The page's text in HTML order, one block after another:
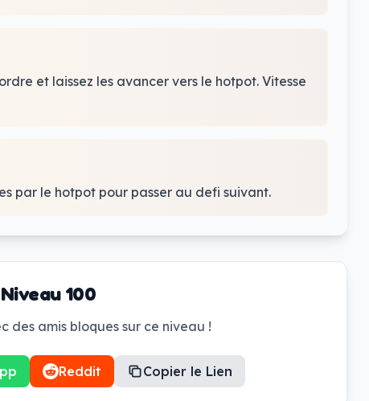
et laissez les avancer vers le hotpot. Vitesse
par le hotpot pour passer au defi suivant.
100
des amis bloques sur ce niveau !
Reddit Copier le Lien